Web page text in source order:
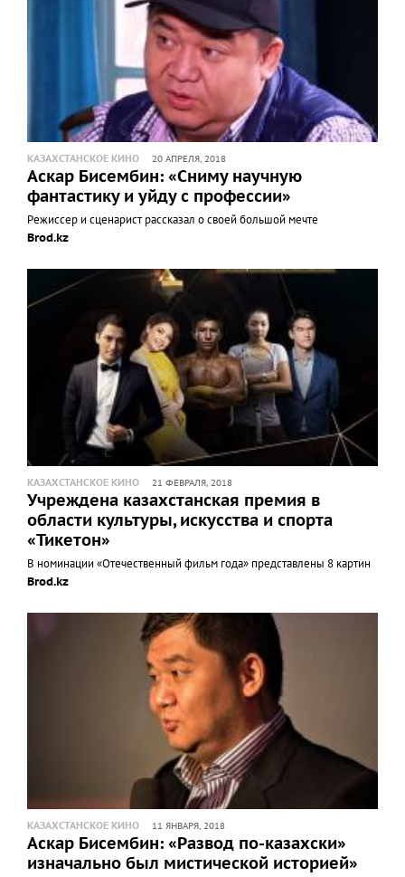
КАЗАХСТАНСКОЕ КИНО 20 АПРЕЛЯ, 2018
Аскар Бисембин: «Сниму научную
фантастику и уйду с профессии»
Режиссер и сценарист рассказал о своей большой мечте
Brod.kz
КАЗАХСТАНСКОЕ КИНО 21 ФЕВРАЛЯ, 2018
Учреждена казахстанская премия в
области культуры, искусства и спорта
«Тикетон»
В номинации «Отечественный фильм года» представлены 8 картин
Brod.kz
КАЗАХСТАНСКОЕ КИНО 11 ЯНВАРЯ, 2018
Аскар Бисембин: «Развод по-казахски»
изначально был мистической историей»